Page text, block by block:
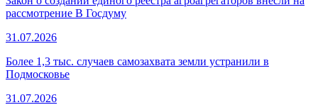
рассмотрение В Госдуму
31.07.2026
Более 1,3 тыс. случаев самозахвата земли устранили в
Подмосковье
31.07.2026